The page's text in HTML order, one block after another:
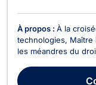
À propos : À la
technologies, Maître
les méandres du